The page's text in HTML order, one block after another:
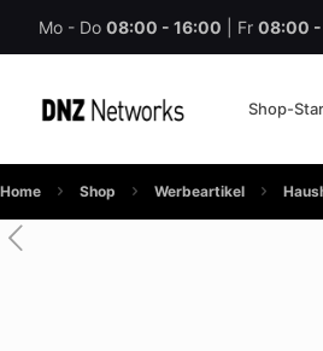
Mo - Do 08:00 - 16:00 | Fr 08:00 -
Shop-
Home Shop Werbeartikel